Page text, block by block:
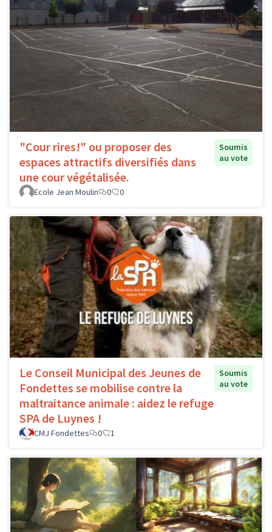
"Cour rires!" ou proposer des
espaces attractifs diversifiés dans
une cour végétalisée.
Soumis
au vote
Ecole Jean Moulin 0 0
Le Conseil Municipal des Jeunes de
Fondettes se mobilise contre la
maltraitance animale : aidez le refuge
SPA de Luynes !
Soumis
au vote
CMJ Fondettes 0 1